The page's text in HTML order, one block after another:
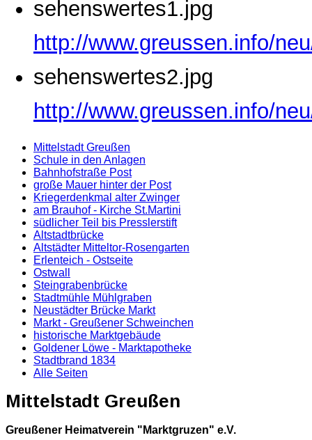
sehenswertes1.jpg
http://www.greussen.info/
sehenswertes2.jpg
http://www.greussen.info/
Mittelstadt Greußen
Schule in den Anlagen
Bahnhofstraße Post
große Mauer hinter der Post
Kriegerdenkmal alter Zwinger
am Brauhof - Kirche St.Martini
südlicher Teil bis Presslerstift
Altstadtbrücke
Altstädter Mitteltor-Rosengarten
Erlenteich - Ostseite
Ostwall
Steingrabenbrücke
Stadtmühle Mühlgraben
Neustädter Brücke Markt
Markt - Greußener Schweinchen
historische Marktgebäude
Goldener Löwe - Marktapotheke
Stadtbrand 1834
Alle Seiten
Mittelstadt Greußen
Greußener Heimatverein "Marktgruzen" e.V.